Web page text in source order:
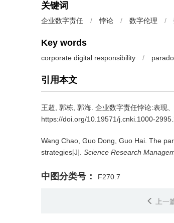
关键词
企业数字责任 / 悖论 / 数字伦理 /
Key words
corporate digital responsibility /
引用本文
王超 郭栋 郭海 企业数字责任悖论:表现
https://doi.org/10.19571/j.cnki.1000-
Wang Chao Guo Dong Guo Hai The
strategies[J]. Science Research
中图分类号： F270.7
上一